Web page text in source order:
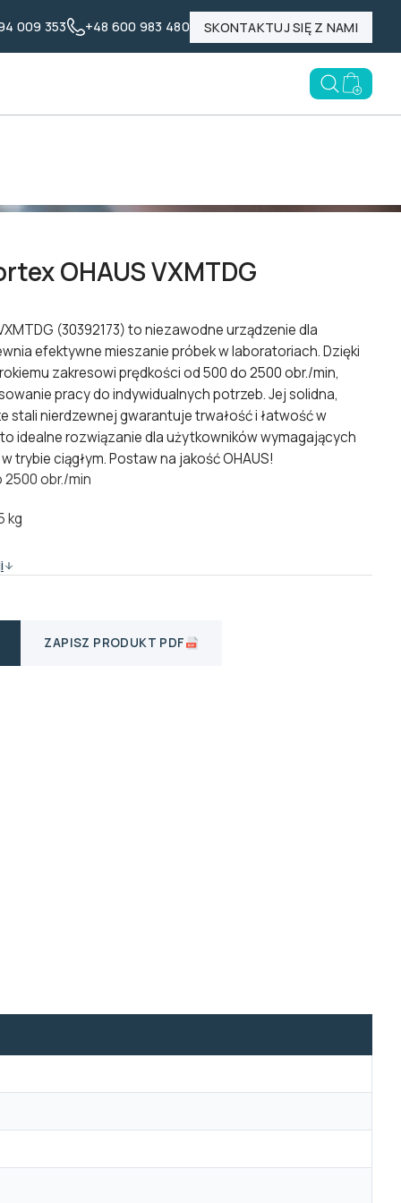
009 353 +48 600 983 480 SKONTAKTUJ SIĘ Z NAMI
OpenGo to
OHAUS VXMTDG
(30392173) to niezawodne urządzenie dla
efektywne mieszanie próbek w laboratoriach. Dzięki
zakresowi prędkości od 500 do 2500 obr./min,
pracy do indywidualnych potrzeb. Jej solidna,
stali nierdzewnej gwarantuje trwałość i łatwość w
idealne rozwiązanie dla użytkowników wymagających
trybie ciągłym. Postaw na jakość OHAUS!
2500 obr./min
kg
ZAPISZ PRODUKT PDF